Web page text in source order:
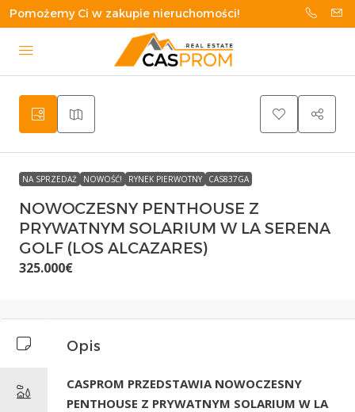
Pomożemy Ci w zakupie nieruchomości!
NA SPRZEDAŻ NOWOŚĆ! RYNEK PIERWOTNY CAS837GA
NOWOCZESNY PENTHOUSE Z
PRYWATNYM SOLARIUM W LA SERENA
GOLF (LOS ALCAZARES)
325.000€
Opis
CASPROM PRZEDSTAWIA NOWOCZESNY
PENTHOUSE Z PRYWATNYM SOLARIUM W LA